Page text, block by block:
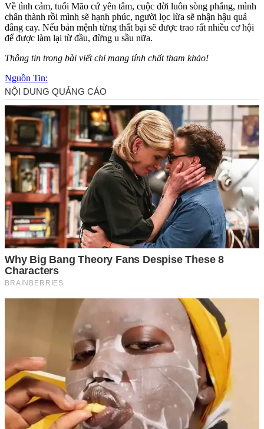
Về tình cảm, tuổi Mão cứ yên tâm, cuộc đời luôn sòng phẳng, mình
chân thành rồi mình sẽ hạnh phúc, người lọc lừa sẽ nhận hậu quả
đắng cay. Nếu bản mệnh từng thất bại sẽ được trao rất nhiều cơ hội
để được làm lại từ đầu, đừng u sầu nữa.
Thông tin trong bài viết chỉ mang tính chất tham khảo!
Nguồn Tin: